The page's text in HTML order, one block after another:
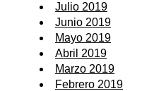
Julio 2019
Junio 2019
Mayo 2019
Abril 2019
Marzo 2019
Febrero 2019